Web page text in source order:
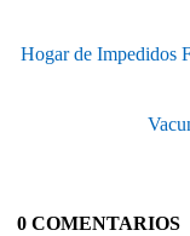
Hogar de Impedidos
0 COMENTARIOS